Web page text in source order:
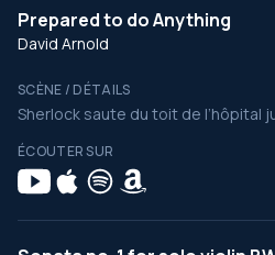
Prepared to do Anything
David Arnold
SCÈNE / DÉTAILS
Sherlock saute du toit de l’hôpital
ÉCOUTER SUR